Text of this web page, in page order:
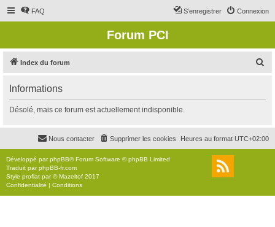
FAQ Connexion
S’enregistrer
Forum PCI
Index du forum
r
c
r
Informations
Désolé, mais ce forum est actuellement indisponible.
Heures au format UTC+02:00
Supprimer les cookies
Nous contacter
Développé parphpBB® Forum Software © phpBB Limited
Traduit parphpBB-fr.com
Style proflat par ©Mazeltof 2017
Confidentialité | Conditions